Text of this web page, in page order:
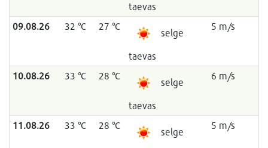
taevas
09.08.26 32 °C 27 °C
selge
taevas
5 m/s
10.08.26 33 °C 28 °C
selge
taevas
6 m/s
11.08.26 33 °C 28 °C
selge
5 m/s